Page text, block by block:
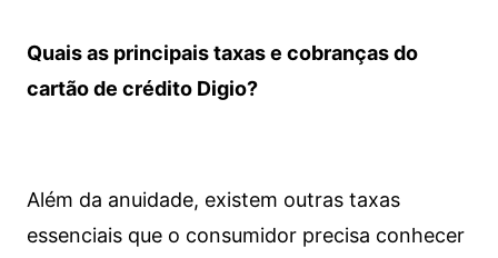
Quais as principais taxas e cobranças do
cartão de crédito Digio?
Além da anuidade, existem outras taxas
essenciais que o consumidor precisa conhecer